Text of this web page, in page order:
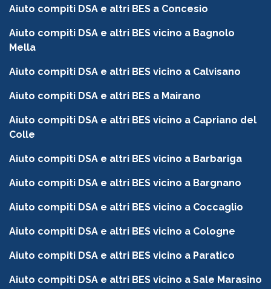
Aiuto compiti DSA e altri BES a Concesio
Aiuto compiti DSA e altri BES vicino a Bagnolo
Mella
Aiuto compiti DSA e altri BES vicino a Calvisano
Aiuto compiti DSA e altri BES a Mairano
Aiuto compiti DSA e altri BES vicino a Capriano del
Colle
Aiuto compiti DSA e altri BES vicino a Barbariga
Aiuto compiti DSA e altri BES vicino a Bargnano
Aiuto compiti DSA e altri BES vicino a Coccaglio
Aiuto compiti DSA e altri BES vicino a Cologne
Aiuto compiti DSA e altri BES vicino a Paratico
Aiuto compiti DSA e altri BES vicino a Sale Marasino